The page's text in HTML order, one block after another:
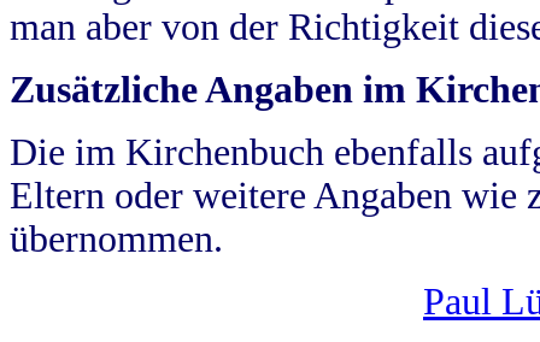
man aber von der Richtigkeit
Zusätzliche Angaben im
Die im Kirchenbuch ebenfalls
Eltern oder weitere Angaben wie
übernommen.
Paul